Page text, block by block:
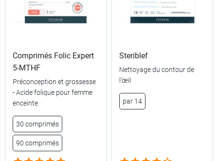
Comprimés Folic Expert
5-MTHF
Préconception et grossesse
- Acide folique pour femme
enceinte
30 comprimés
90 comprimés
Steriblef
Nettoyage du contour de
l’œil
par 14